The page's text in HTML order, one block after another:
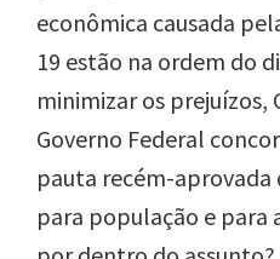
econômica causada
19 estão na ordem do
minimizaros prejuízos,
Governo Federal
pauta recém-aprovada
para população e para